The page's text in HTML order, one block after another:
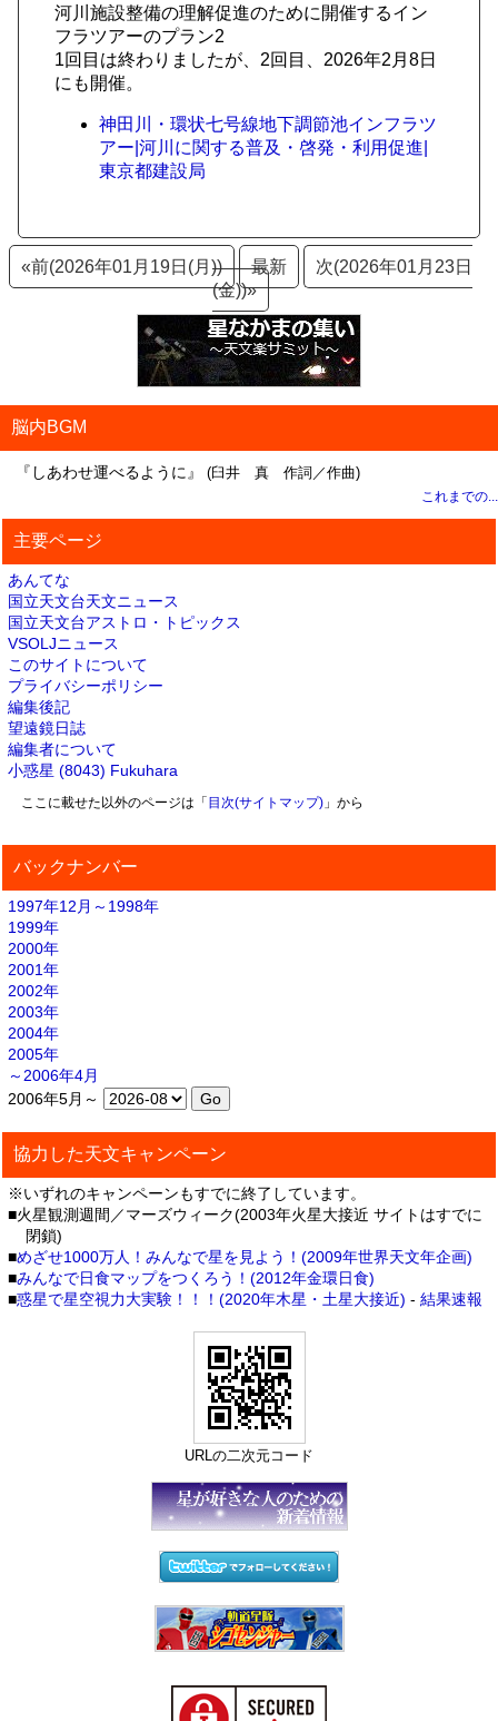
河川施設整備の理解促進のために開催するイン
フラツアーのプラン2
1回目は終わりましたが、2回目、2026年2月8日
にも開催。
神田川・環状七号線地下調節池インフラツ
アー|河川に関する普及・啓発・利用促進|
東京都建設局
«前(2026年01月19日(月)) 最新
次(2026年01月23日
(金))»
脳内BGM
『しあわせ運べるように』 (臼井 真 作詞／作曲)
これまでの...
主要ページ
あんてな
国立天文台天文ニュース
国立天文台アストロ・トピックス
VSOLJニュース
このサイトについて
プライバシーポリシー
編集後記
望遠鏡日誌
編集者について
小惑星 (8043) Fukuhara
ここに載せた以外のページは「 目次(サイトマップ)」から
バックナンバー
1997年12月～1998年
1999年
2000年
2001年
2002年
2003年
2004年
2005年
～2006年4月
2006年5月～
協力した天文キャンペーン
※いずれのキャンペーンもすでに終了しています。
■火星観測週間／マーズウィーク(2003年火星大接近 サイトはすでに
閉鎖)
■めざせ1000万人！みんなで星を見よう！(2009年世界天文年企画)
■みんなで日食マップをつくろう！(2012年金環日食)
■惑星で星空視力大実験！！！(2020年木星・土星大接近) - 結果速報
URLの二次元コード